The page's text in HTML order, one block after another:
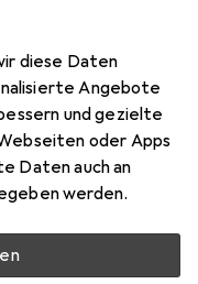
diese Daten
Angebote
und gezielte
oder Apps
Daten auch an
werden.
von JAKO